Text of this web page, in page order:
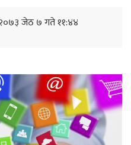
जेठ ७ गते ११:४४